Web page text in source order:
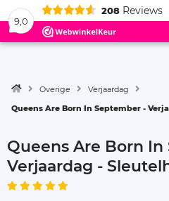
9,0
208 Reviews
Menu
Overige
Verjaardag
Queens Are Born In September -
Queens Are Born
Verjaardag -